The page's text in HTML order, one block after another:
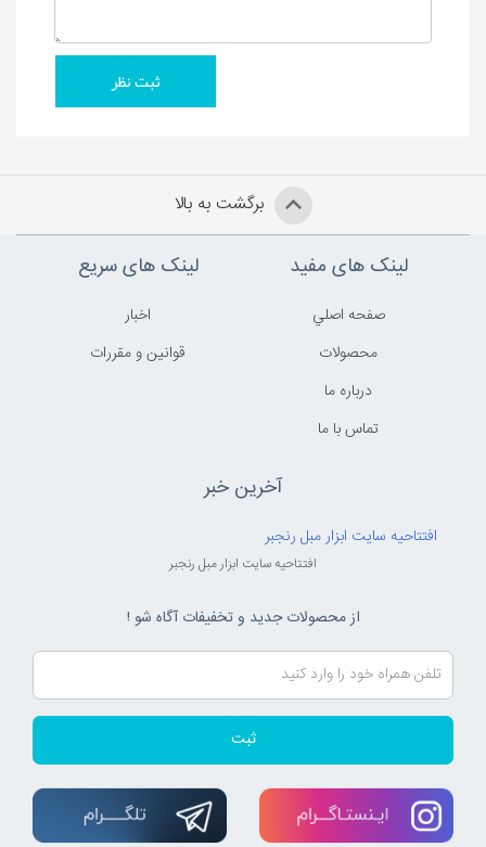
برگشت به بالا
لینک های مفید
صفحه اصلي
محصولات
درباره ما
تماس با ما
لینک های سریع
اخبار
قوانين و مقررات
آخرین خبر
افتتاحیه سایت ابزار مبل رنجبر
افتتاحیه سایت ابزار مبل رنجبر
از محصولات جدید و تخفیفات آگاه شو !
ثبت